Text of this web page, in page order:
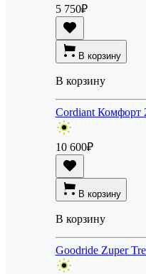
5 750₽
В корзину
В корзину
Cordiant Комфорт
10 600₽
В корзину
В корзину
Goodride Zuper